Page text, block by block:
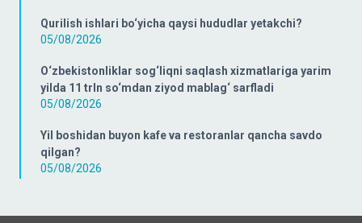
Qurilish ishlari bo‘yicha qaysi hududlar yetakchi?
05/08/2026
O‘zbekistonliklar sog‘liqni saqlash xizmatlariga yarim
yilda 11 trln so‘mdan ziyod mablag‘ sarfladi
05/08/2026
Yil boshidan buyon kafe va restoranlar qancha savdo
qilgan?
05/08/2026